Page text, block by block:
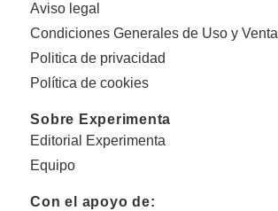
Aviso legal
Condiciones Generales de Uso y Venta
Politica de privacidad
Política de cookies
Sobre Experimenta
Editorial Experimenta
Equipo
Con el apoyo de: